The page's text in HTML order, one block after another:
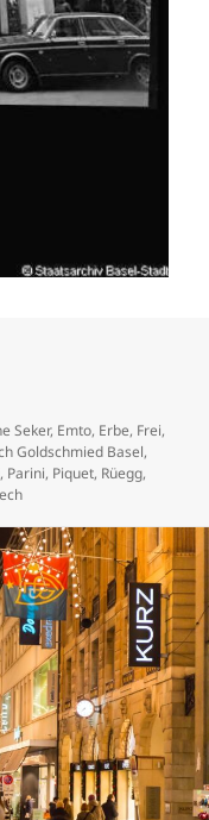
Seker, Emto, Erbe, Frei,
Goldschmied Basel,
, Parini, Piquet, Rüegg,